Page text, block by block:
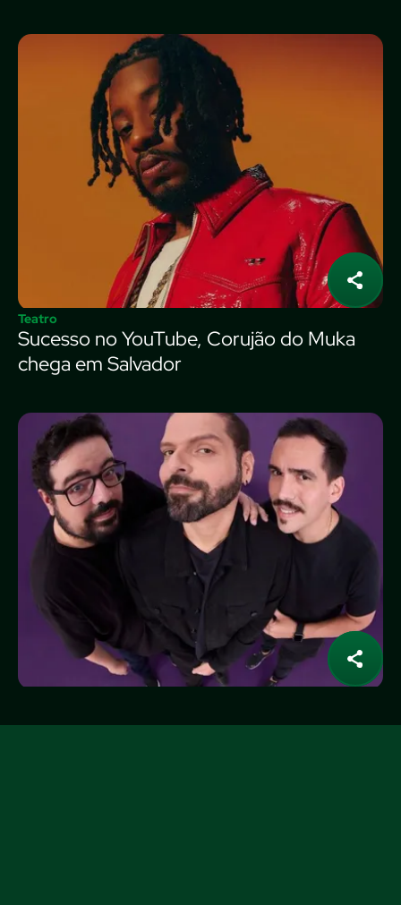
Teatro
Sucesso no YouTube, Corujão do Muka
chega em Salvador